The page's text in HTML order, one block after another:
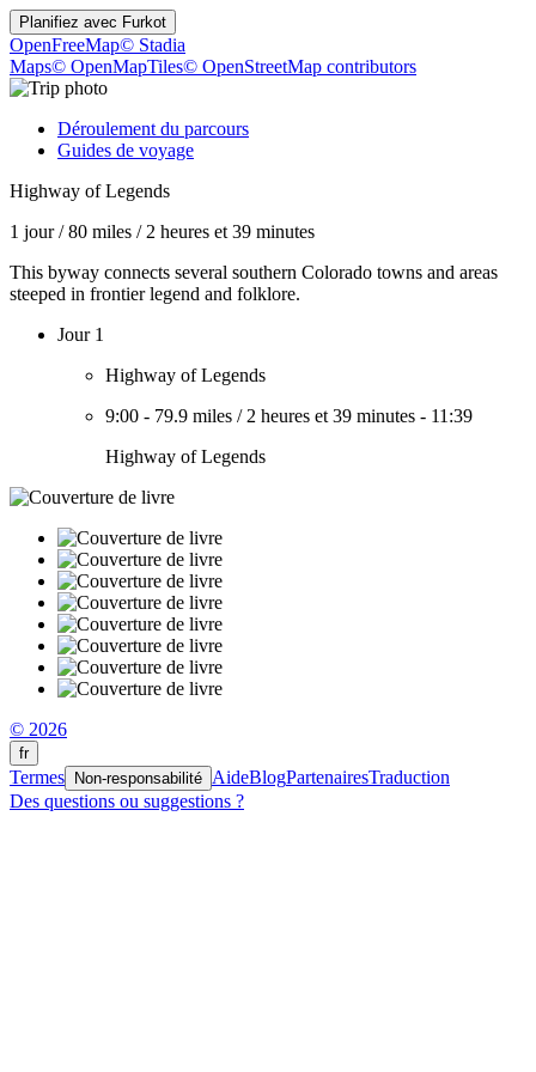
Planifiez avec Furkot
OpenFreeMap© Stadia
Maps© OpenMapTiles© OpenStreetMap contributors
Déroulement du parcours
Guides de voyage
Highway of Legends
1 jour/80 miles / 2 heures et 39 minutes
This byway connects several southern Colorado towns and areas
steeped in frontier legend and folklore.
Jour 1
Highway of Legends
9:00 - 79.9 miles / 2 heures et 39 minutes - 11:39
Highway of Legends
© 2026
fr
Termes Non-responsabilité AideBlogPartenairesTraduction
Des questions ou suggestions ?